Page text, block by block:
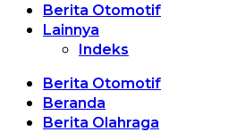
Berita Otomotif
Lainnya
Indeks
Berita Otomotif
Beranda
Berita Olahraga